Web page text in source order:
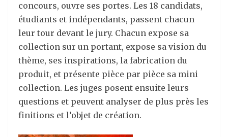
concours, ouvre ses portes. Les 18 candidats,
étudiants et indépendants, passent chacun
leur tour devant le jury. Chacun expose sa
collection sur un portant, expose sa vision du
thème, ses inspirations, la fabrication du
produit, et présente pièce par pièce sa mini
collection. Les juges posent ensuite leurs
questions et peuvent analyser de plus près les
finitions et l’objet de création.